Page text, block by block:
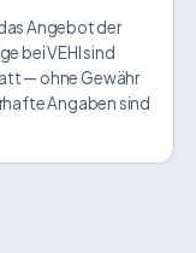
Angebot der
bei VEHI sind
— ohne Gewähr
Angaben sind